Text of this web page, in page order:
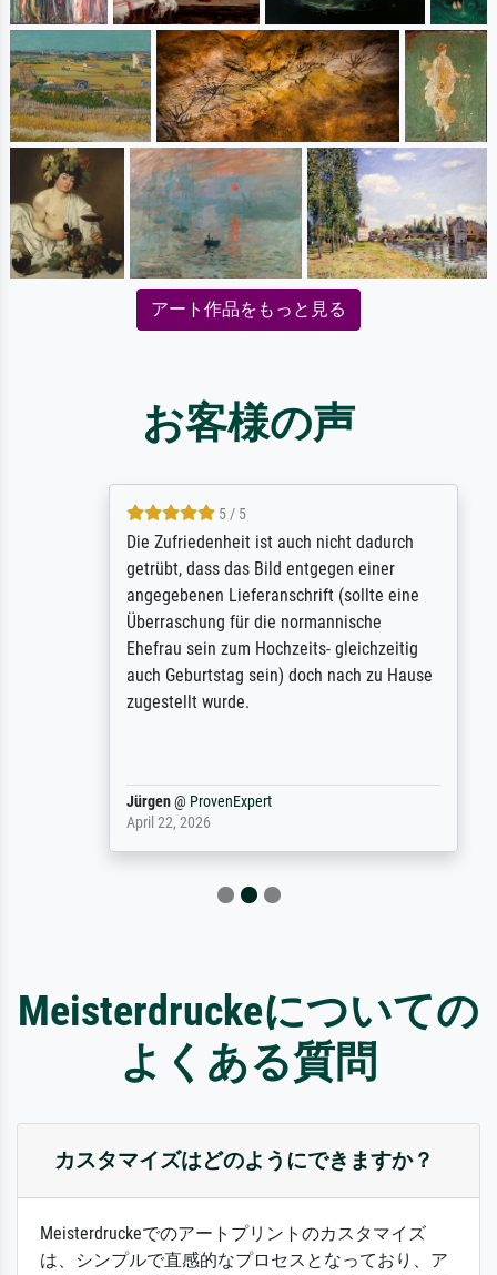
アート作品をもっと見る
お客様の声
5 / 5
Die Zufriedenheit ist auch nicht dadurch
getrübt, dass das Bild entgegen einer
angegebenen Lieferanschrift (sollte eine
Überraschung für die normannische
Ehefrau sein zum Hochzeits- gleichzeitig
auch Geburtstag sein) doch nach zu Hause
zugestellt wurde.
Jürgen@ProvenExpert
April 22, 2026
Meisterdruckeについての
よくある質問
カスタマイズはどのようにできますか？
Meisterdruckeでのアートプリントのカスタマイズ
は、シンプルで直感的なプロセスとなっており、ア